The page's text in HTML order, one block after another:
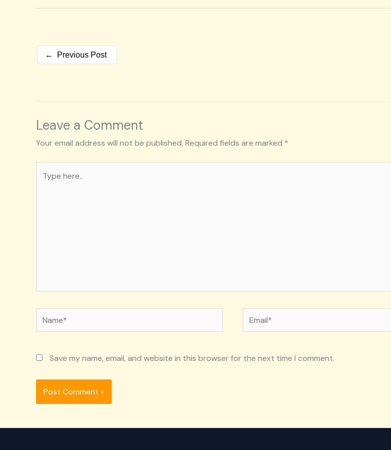
← Previous Post
Leave a Comment
Your email address will not be published. Required fields are marked *
here..
Name* Email*
Save my name, email, and website in this browser for the next time I comment.